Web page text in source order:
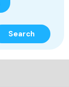
Search